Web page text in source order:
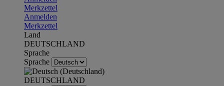
Merkzettel
Anmelden
Merkzettel
Land
DEUTSCHLAND
Sprache
Sprache
DEUTSCHLAND